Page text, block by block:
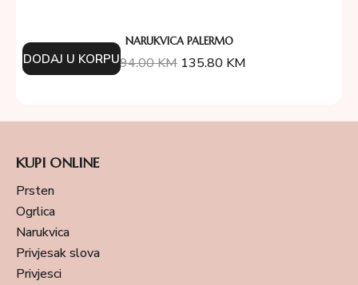
NARUKVICA PALERMO
194.00KM 135.80 KM
DODAJ U KORPU
KUPI ONLINE
Prsten
Ogrlica
Narukvica
Privjesak slova
Privjesci